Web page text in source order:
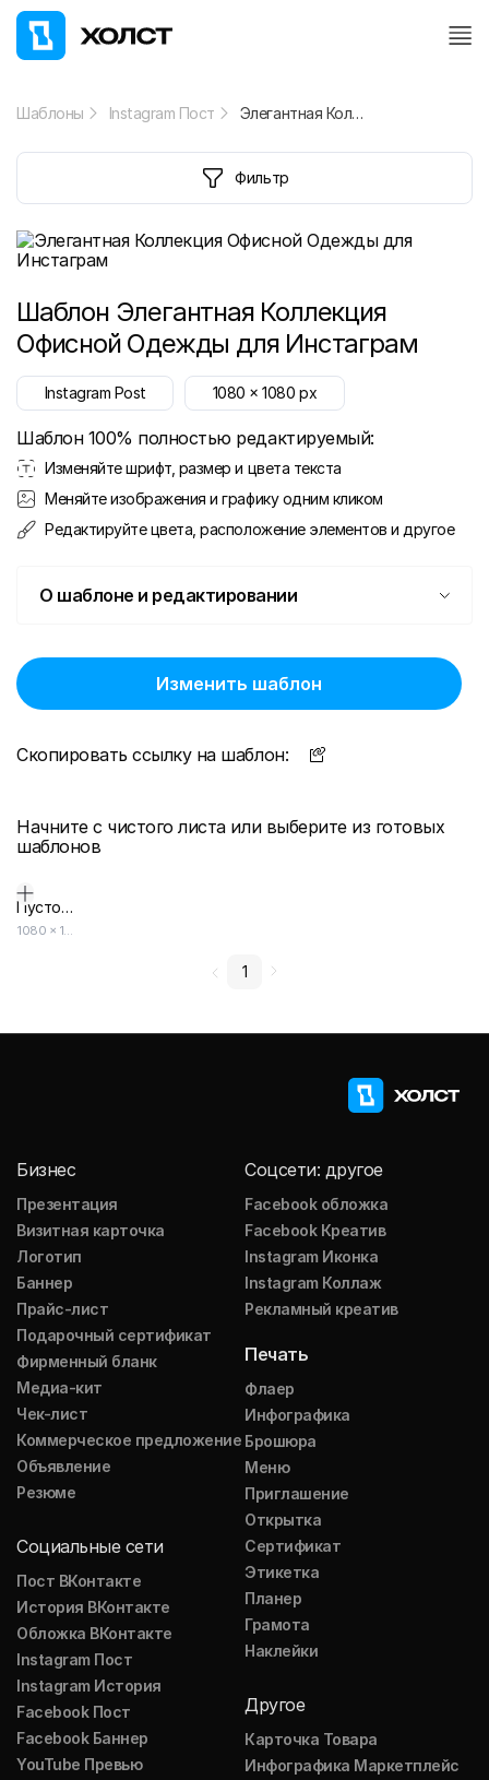
Шаблоны Instagram Пост Элегантная Коллекция Офисной Одежды для Инстаграм
Фильтр
Шаблон Элегантная Коллекция
Офисной Одежды для Инстаграм
Instagram Post 1080 x1080 px
Шаблон 100% полностью редактируемый:
Изменяйте шрифт, размер и цвета текста
Меняйте изображения и графику одним кликом
Редактируйте цвета, расположение элементов и другое
О шаблоне и редактировании
Изменить шаблон
Скопировать ссылку на шаблон:
Начните с чистого листа или выберите из готовых
шаблонов
Пустой дизайн-макет
1080 × 1080
1
Бизнес
Презентация
Визитная карточка
Логотип
Баннер
Прайс-лист
Подарочный сертификат
Фирменный бланк
Медиа-кит
Чек-лист
Коммерческое предложение
Объявление
Резюме
Социальные сети
Пост ВКонтакте
История ВКонтакте
Обложка ВКонтакте
Instagram Пост
Instagram История
Facebook Пост
Facebook Баннер
YouTube Превью
Соцсети: другое
Facebook обложка
Facebook Креатив
Instagram Иконка
Instagram Коллаж
Рекламный креатив
Печать
Флаер
Инфографика
Брошюра
Меню
Приглашение
Открытка
Сертификат
Этикетка
Планер
Грамота
Наклейки
Другое
Карточка Товара
Инфографика Маркетплейс